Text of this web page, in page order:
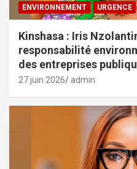
ENVIRONNEMENT URGENCE
Kinshasa : Iris
responsabilité
des entreprises
27 juin 2026 admin